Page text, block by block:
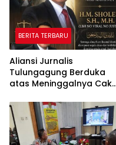
BERITA TERBARU
Aliansi Jurnalis
Tulungagung Berduka
atas Meninggalnya Cak
“Beliau Pejuang Keadilan
yang Vokal”